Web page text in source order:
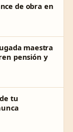
de obra en
maestra
pensión y
tu